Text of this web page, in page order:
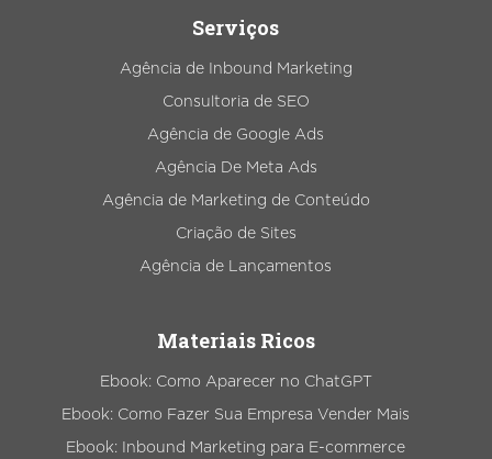
Serviços
Agência de Inbound Marketing
Consultoria de SEO
Agência de Google Ads
Agência De Meta Ads
Agência de Marketing de Conteúdo
Criação de Sites
Agência de Lançamentos
Materiais Ricos
Ebook: Como Aparecer no ChatGPT
Ebook: Como Fazer Sua Empresa Vender Mais
Ebook: Inbound Marketing para E-commerce